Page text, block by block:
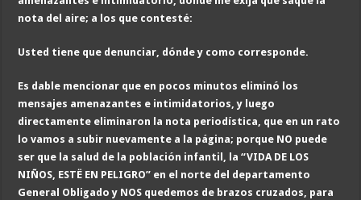
nota del aire; a los que contesté:
Usted tiene que denunciar, dónde y como corresponde.
Es dable mencionar que en pocos minutos eliminó los
mensajes amenazantes e intimidatorios, y luego
directamente eliminaron la nota periodística, que en un rato
lo vamos a subir nuevamente a la página; porque NO puede
ser que la salud de la población infantil, la “VIDA DE LOS
NIÑOS, ESTË EN PELIGRO” en el norte del departamento
General Obligado y NOS quedemos de brazos cruzados, para